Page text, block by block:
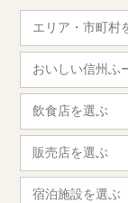
エリア・市町村
おいしい信州ふ
飲食店を選ぶ
販売店を選ぶ
宿泊施設を選ぶ